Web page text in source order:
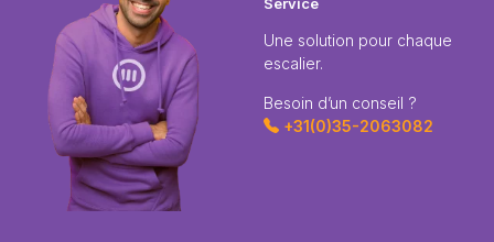
Une solution pour chaque
escalier.
Besoin d’un conseil ?
+31(0)35-2063082